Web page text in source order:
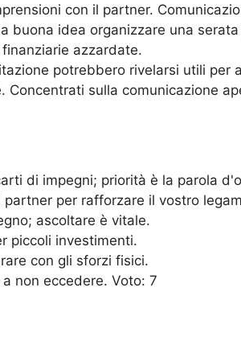
con il partner.
buona idea organizzare una
azzardate.
potrebbero rivelarsi utili per
sulla comunicazione
di impegni; priorità è la parola
per rafforzare il vostro
ascoltare è vitale.
piccoli investimenti.
con gli sforzi fisici.
non eccedere. Voto: 7